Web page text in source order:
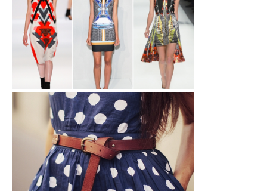
Estampa: Mirror Print